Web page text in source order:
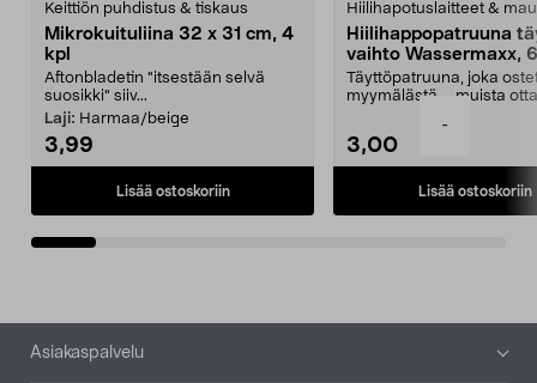
-
Keittiön puhdistus & tiskaus
Mikrokuituliina 32 x 31 cm, 4
kpl
Aftonbladetin "itsestään selvä
suosikki" siiv...
Laji: Harmaa/beige
3,99
Lisää ostoskoriin
Hiilihapotuslaitteet &
Hiilihappopatruuna
vaihto Wassermaxx,
Täyttöpatruuna, joka
myymälästä – muista
3,00
Lisää ostoskoriin
Alatunniste
Asiakaspalvelu